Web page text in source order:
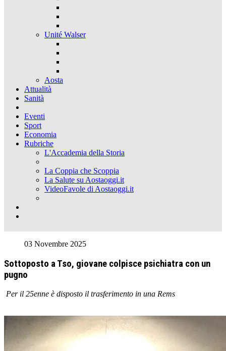
Unité Walser
Aosta
Attualità
Sanità
Eventi
Sport
Economia
Rubriche
L'Accademia della Storia
La Coppia che Scoppia
La Salute su Aostaoggi.it
VideoFavole di Aostaoggi.it
03 Novembre 2025
Sottoposto a Tso, giovane colpisce psichiatra con un
pugno
Per il 25enne è disposto il trasferimento in una Rems